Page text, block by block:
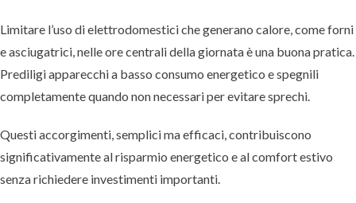
Limitare l’uso di elettrodomestici che generano calore, come forni
e asciugatrici, nelle ore centrali della giornata è una buona pratica.
Prediligi apparecchi a basso consumo energetico e spegnili
completamente quando non necessari per evitare sprechi.
Questi accorgimenti, semplici ma efficaci, contribuiscono
significativamente al risparmio energetico e al comfort estivo
senza richiedere investimenti importanti.